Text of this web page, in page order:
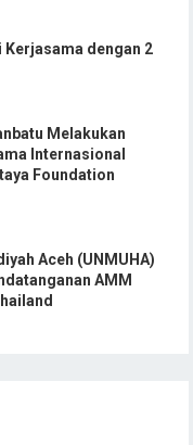
Kerjasama dengan 2
Melakukan
Internasional
Foundation
Aceh (UNMUHA)
AMM